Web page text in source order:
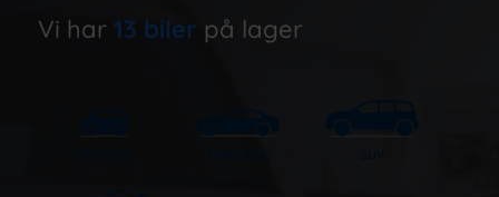
Vi har 13 biler på lager